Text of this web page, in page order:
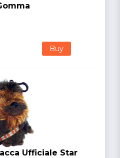
Buy
Ufficiale Star